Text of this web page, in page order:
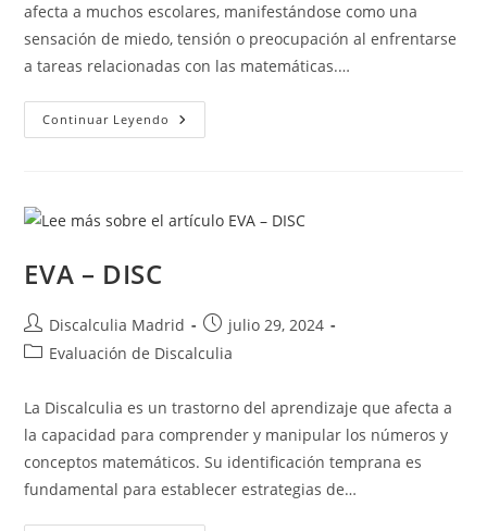
afecta a muchos escolares, manifestándose como una
sensación de miedo, tensión o preocupación al enfrentarse
a tareas relacionadas con las matemáticas.…
Continuar Leyendo Ansiedad
En
EVA – DISC
Autor
de
Discalculia Madrid
Publicación
de
julio 29, 2024
Categoría
la
entrada:
Evaluación de Discalculia
La Discalculia es un trastorno del aprendizaje que afecta a
la capacidad para comprender y manipular los números y
conceptos matemáticos. Su identificación temprana es
fundamental para establecer estrategias de…